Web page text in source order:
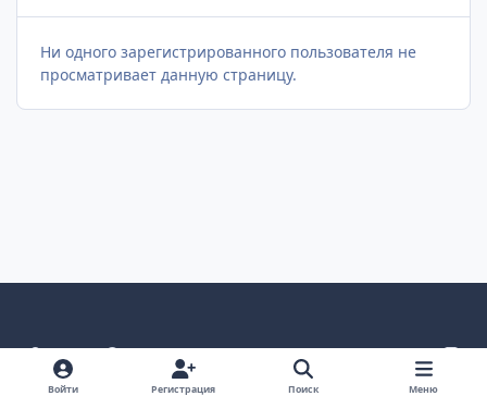
Ни одного зарегистрированного пользователя не
просматривает данную страницу.
Светлый режим
Темный режим
Как в системе
v
k
Политика конфиденциальности
Войти Регистрация Поиск Меню